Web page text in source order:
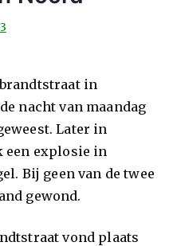
in
nacht van maandag
Later in
een explosie in
Bij geen van de twee
gewond.
vond plaats